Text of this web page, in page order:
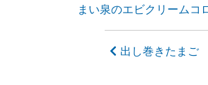
まい泉のエビクリームコ
出し巻きたまご